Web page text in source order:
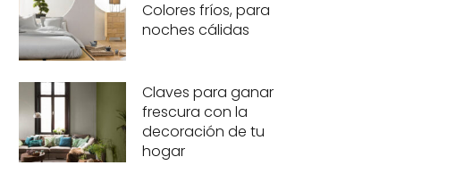
Colores fríos, para
noches cálidas
Claves para ganar
frescura con la
decoración de tu
hogar